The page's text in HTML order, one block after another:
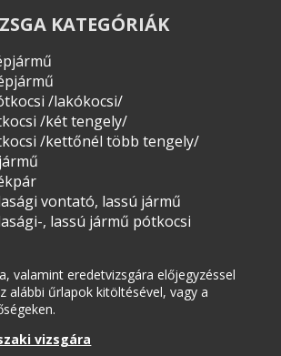
KATEGÓRIÁK
/lakókocsi/
/két tengely/
/kettőnél több tengely/
vontató, lassú jármű
, lassú jármű pótkocsi
valamint eredetvizsgára előjegyzéssel
alábbi űrlapok kitöltésével, vagy a
vizsgára